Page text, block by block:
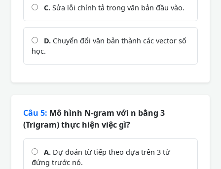
C. Sửa lỗi chính tả trong văn bản đầu vào.
D. Chuyển đổi văn bản thành các vector số
học.
Câu 5: Mô hình N-gram với n bằng 3
(Trigram) thực hiện việc gì?
A. Dự đoán từ tiếp theo dựa trên 3 từ
đứng trước nó.